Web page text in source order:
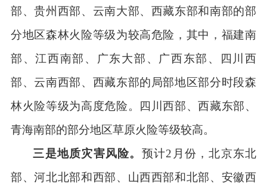
部、贵州西部、云南大部、西藏东部和南部的部
分地区森林火险等级为较高危险，其中，福建南
部、江西南部、广东大部、广西东部、四川西
部、云南西部、西藏东部的局部地区部分时段森
林火险等级为高度危险。四川西部、西藏东部、
青海南部的部分地区草原火险等级较高。
三是地质灾害风险。 预计2 月份，北京东北
部、河北北部和西部、山西西部和北部、安徽西